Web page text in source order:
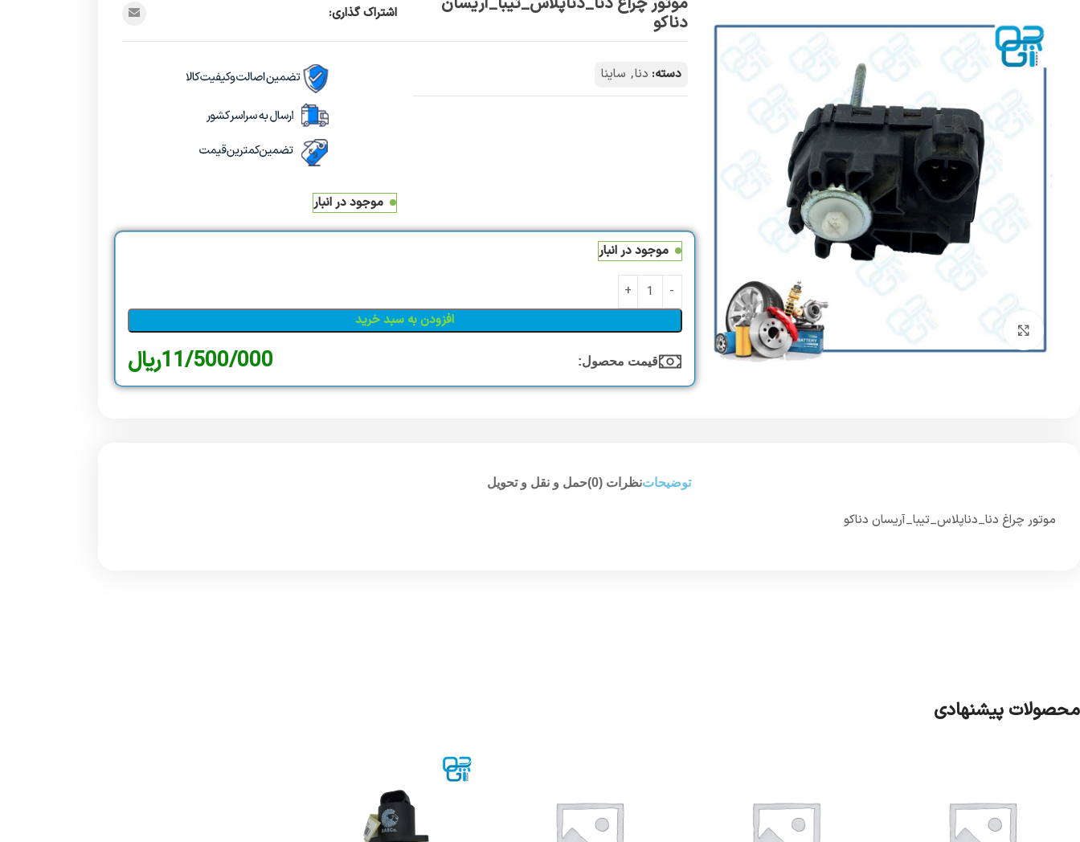
برای بزرگنمایی کلیک کنید
دناکو
اشتراک گذاری:
دسته: دنا, ساینا
موجود در انبار
موجود در انبار
افزودن به سبد خرید
قیمت محصول:​ 11/500/000ریال
توضیحاتنظرات (0) حمل و نقل و تحویل
موتور چراغ دنا_دناپلاس_تیبا_آریسان دناکو
محصولات پیشنهادی